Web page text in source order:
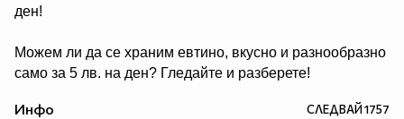
ден!
Можем ли да се храним евтино, вкусно и разнообразно
само за 5 лв. на ден? Гледайте и разберете!
Инфо СЛЕДВАЙ1757